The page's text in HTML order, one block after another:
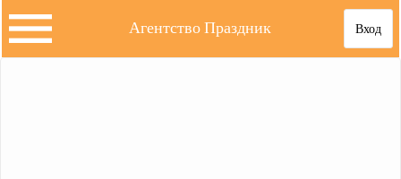
Вход
Агентство Праздник